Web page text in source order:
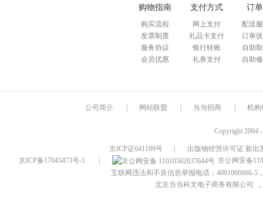
购物指南
购买流程
发票制度
服务协议
会员优惠
支付方式
网上支付
礼品卡支付
银行转账
礼券支付
订
配送
订单
自助
自助
公司简介 网站联盟 当当招商 机构
Copyright 2004
京ICP证041189号
出版物经营许可证 新出
京ICP备17043473号-1
京公网安备
互联网违法和不良信息举报电话：4001066666-5
北京当当科文电子商务有限公司